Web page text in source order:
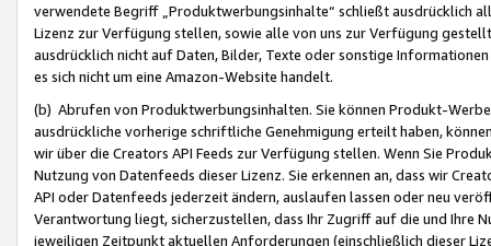
verwendete Begriff „Produktwerbungsinhalte“ schließt ausdrücklich
Lizenz zur Verfügung stellen, sowie alle von uns zur Verfügung
ausdrücklich nicht auf Daten, Bilder, Texte oder sonstige
es sich nicht um eine Amazon-Website handelt.
(b) Abrufen von Produktwerbungsinhalten. Sie können Produkt-
ausdrückliche vorherige schriftliche Genehmigung erteilt haben,
wir über die Creators API Feeds zur Verfügung stellen. Wenn Sie
Nutzung von Datenfeeds dieser Lizenz. Sie erkennen an, dass wir
API oder Datenfeeds jederzeit ändern, auslaufen lassen oder neu
Verantwortung liegt, sicherzustellen, dass Ihr Zugriff auf die und Ihre
jeweiligen Zeitpunkt aktuellen Anforderungen (einschließlich dieser